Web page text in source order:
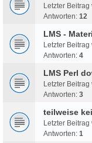
Letzter Beitrag
Antworten: 12
LMS -
Letzter Beitrag
Antworten: 4
LMS Perl
Letzter Beitrag
Antworten: 3
teilweise
Letzter Beitrag
Antworten: 1